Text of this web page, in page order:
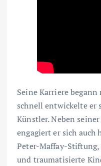
Seine Karriere
schnell entwickelte er
Künstler. Neben
engagiert er sich auch
Peter-Maffay-
und traumatisierte